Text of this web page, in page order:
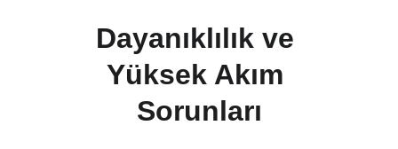
Dayanıklılık ve
Yüksek Akım
Sorunları